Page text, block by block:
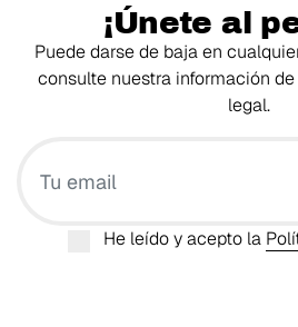
¡Únete al
Puede darse de baja en
consulte nuestra información
legal.
He leído y acepto la